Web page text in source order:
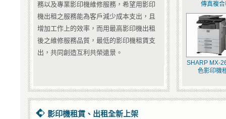
務以及專業影印機維修服務，希望用影印
機出租之服務能為客戶減少成本支出，且
增加工作上的效率，而用最高影印機出租
後之維修服務品質，最低的影印機租賃支
出，共同創造互利共榮遠景。
傳真複合
SHARP MX-
色影印機
影印機租賃、出租全新上架